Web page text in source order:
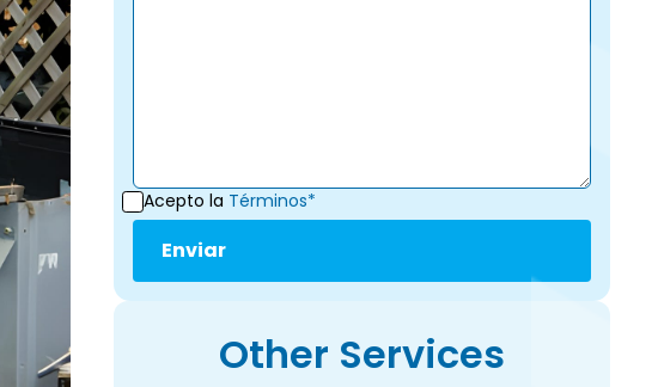
Acepto la Términos*
Other Services